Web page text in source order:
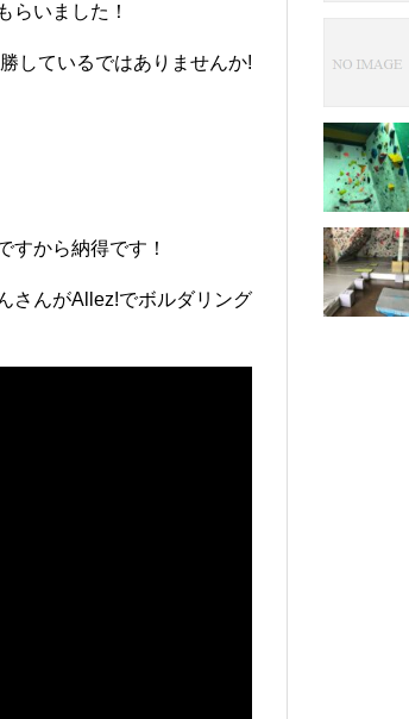
らいました！
しているではありませんか!
すから納得です！
さんがAllez!でボルダリング